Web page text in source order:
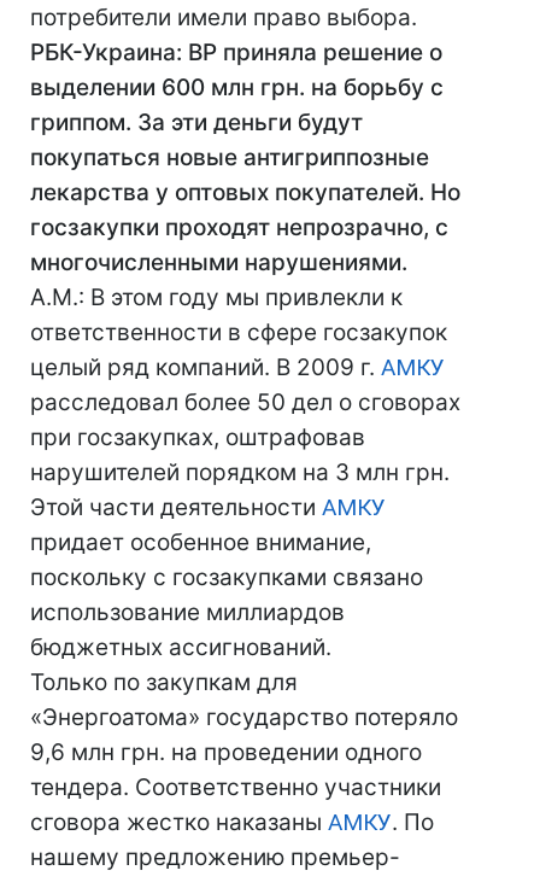
потребители имели право выбора.
РБК-Украина: ВР приняла решение о
выделении 600 млн грн. на борьбу с
гриппом. За эти деньги будут
покупаться новые антигриппозные
лекарства у оптовых покупателей. Но
госзакупки проходят непрозрачно, с
многочисленными нарушениями.
А.М.: В этом году мы привлекли к
ответственности в сфере госзакупок
целый ряд компаний. В 2009 г. АМКУ
расследовал более 50 дел о сговорах
при госзакупках, оштрафовав
нарушителей порядком на 3 млн грн.
Этой части деятельности АМКУ
придает особенное внимание,
поскольку с госзакупками связано
использование миллиардов
бюджетных ассигнований.
Только по закупкам для
«Энергоатома» государство потеряло
9,6 млн грн. на проведении одного
тендера. Соответственно участники
сговора жестко наказаны АМКУ. По
нашему предложению премьер-